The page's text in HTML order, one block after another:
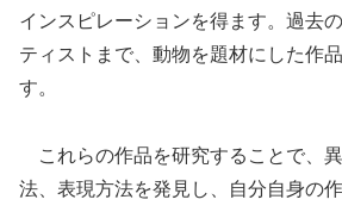
インスピレーションを得ます。過去
ティストまで、動物を題材にした作
す。
これらの作品を研究することで、
法、表現方法を発見し、自分自身の